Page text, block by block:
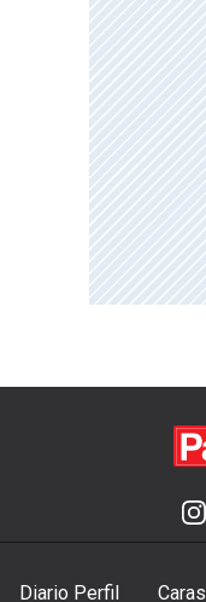
Diario Perfil Caras